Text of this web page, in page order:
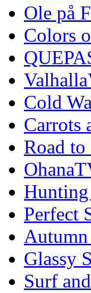
Ole på
Colors
Cold
Carrots
Road
Perfect
Autumn
Glassy
Surf